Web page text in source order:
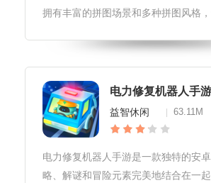
拥有丰富的拼图场景和多种拼图风格
轻松掌握并沉浸其中。游戏特色1.多样
和风格：修复拼图师提供了丰富
电力修复机器人手游
益智休闲 63.11M
电力修复机器人手游是一款独特的安
略、解谜和冒险元素完美地结合在一